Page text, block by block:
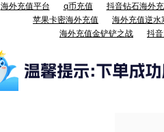
海外充值平台 q币充值
抖音钻石海外
苹果卡密海外充值
海外充值逆水
海外充值金铲铲之战
抖